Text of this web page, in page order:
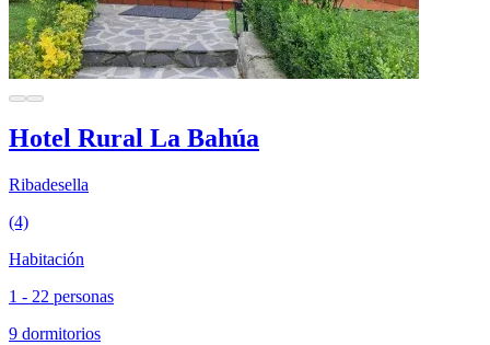
Hotel Rural La Bahúa
Ribadesella
(4)
Habitación
1 - 22 personas
9 dormitorios